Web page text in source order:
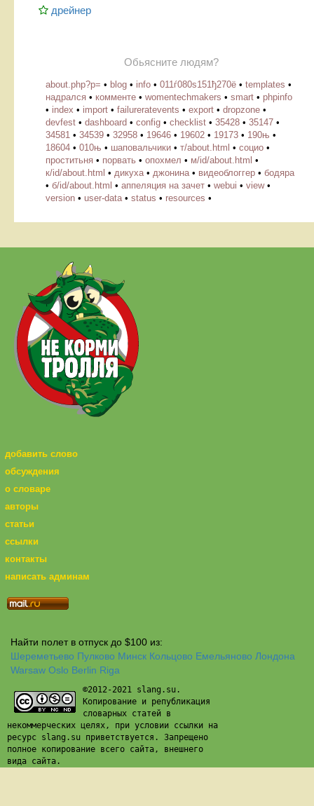
дрейнер
Обьясните людям?
about.php?p= • blog • info • 011ѓ080ѕ151ђ270ё • templates •
надрался • комменте • womentechmakers • smart • phpinfo
• index • import • failureratevents • export • dropzone •
devfest • dashboard • config • checklist • 35428 • 35147 •
34581 • 34539 • 32958 • 19646 • 19602 • 19173 • 190њ •
18604 • 010њ • шаповальчики • т/about.html • социо •
проститьня • порвать • опохмел • м/id/about.html •
к/id/about.html • дикуха • джонина • видеоблоггер • бодяра
• б/id/about.html • аппеляция на зачет • webui • view•
version • user-data • status • resources •
добавить слово
обсуждения
о словаре
авторы
статьи
ссылки
контакты
написать админам
Найти полет в отпуск до $100 из:
Шереметьево Пулково Минск Кольцово Емельяново Лондона
Warsaw Oslo Berlin Riga
©2012-2021 slang.su.
Копирование и републикация
словарных статей в
некоммерческих целях, при условии ссылки на
ресурс slang.su приветствуется. Запрещено
полное копирование всего сайта, внешнего
вида сайта.